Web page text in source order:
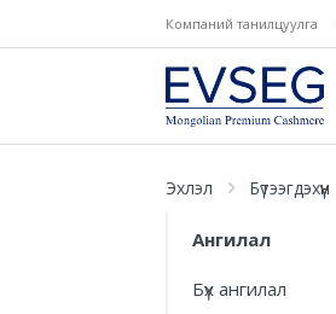
Компаний танилцуулга
Эхлэл Бүтээгдэхүүн
Ангилал
Бүх ангилал